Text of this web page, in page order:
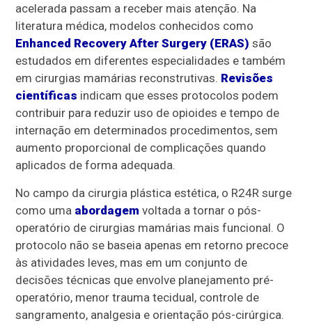
acelerada passam a receber mais atenção. Na
literatura médica, modelos conhecidos como
Enhanced Recovery After Surgery (ERAS) são
estudados em diferentes especialidades e também
em cirurgias mamárias reconstrutivas. Revisões
científicas indicam que esses protocolos podem
contribuir para reduzir uso de opioides e tempo de
internação em determinados procedimentos, sem
aumento proporcional de complicações quando
aplicados de forma adequada.
No campo da cirurgia plástica estética, o R24R surge
como uma abordagem voltada a tornar o pós-
operatório de cirurgias mamárias mais funcional. O
protocolo não se baseia apenas em retorno precoce
às atividades leves, mas em um conjunto de
decisões técnicas que envolve planejamento pré-
operatório, menor trauma tecidual, controle de
sangramento, analgesia e orientação pós-cirúrgica.